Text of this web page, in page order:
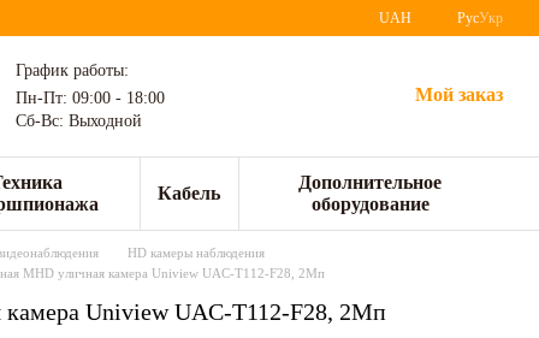
UAH РусУкр
График работы:
Пн-Пт: 09:00 - 18:00
Сб-Вс: Выходной
Мой заказ
Кабель
Дополнительное
оборудование
HD камеры наблюдения
MHD уличная камера Uniview UAC-T112-F28, 2Мп
камера Uniview UAC-T112-F28, 2Мп